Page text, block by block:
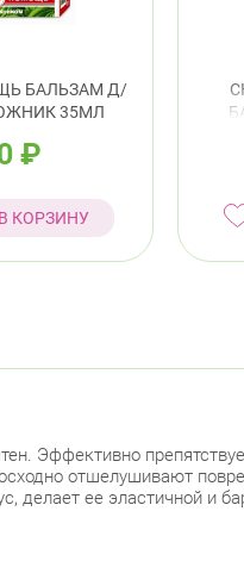
БАЛЬЗАМ Д/
35МЛ
₽
В КОРЗИНУ
Эффективно
отшелушивают
делает ее эластичной и